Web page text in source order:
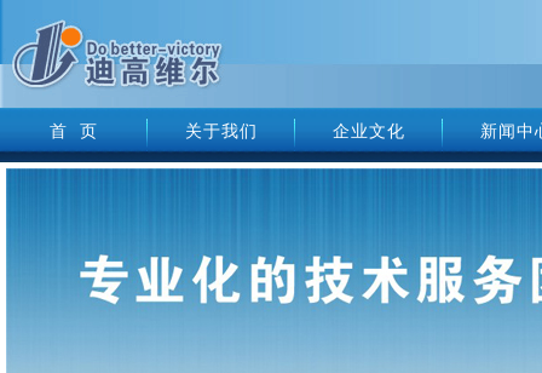
首 页 关于我们 企业文化 新闻中